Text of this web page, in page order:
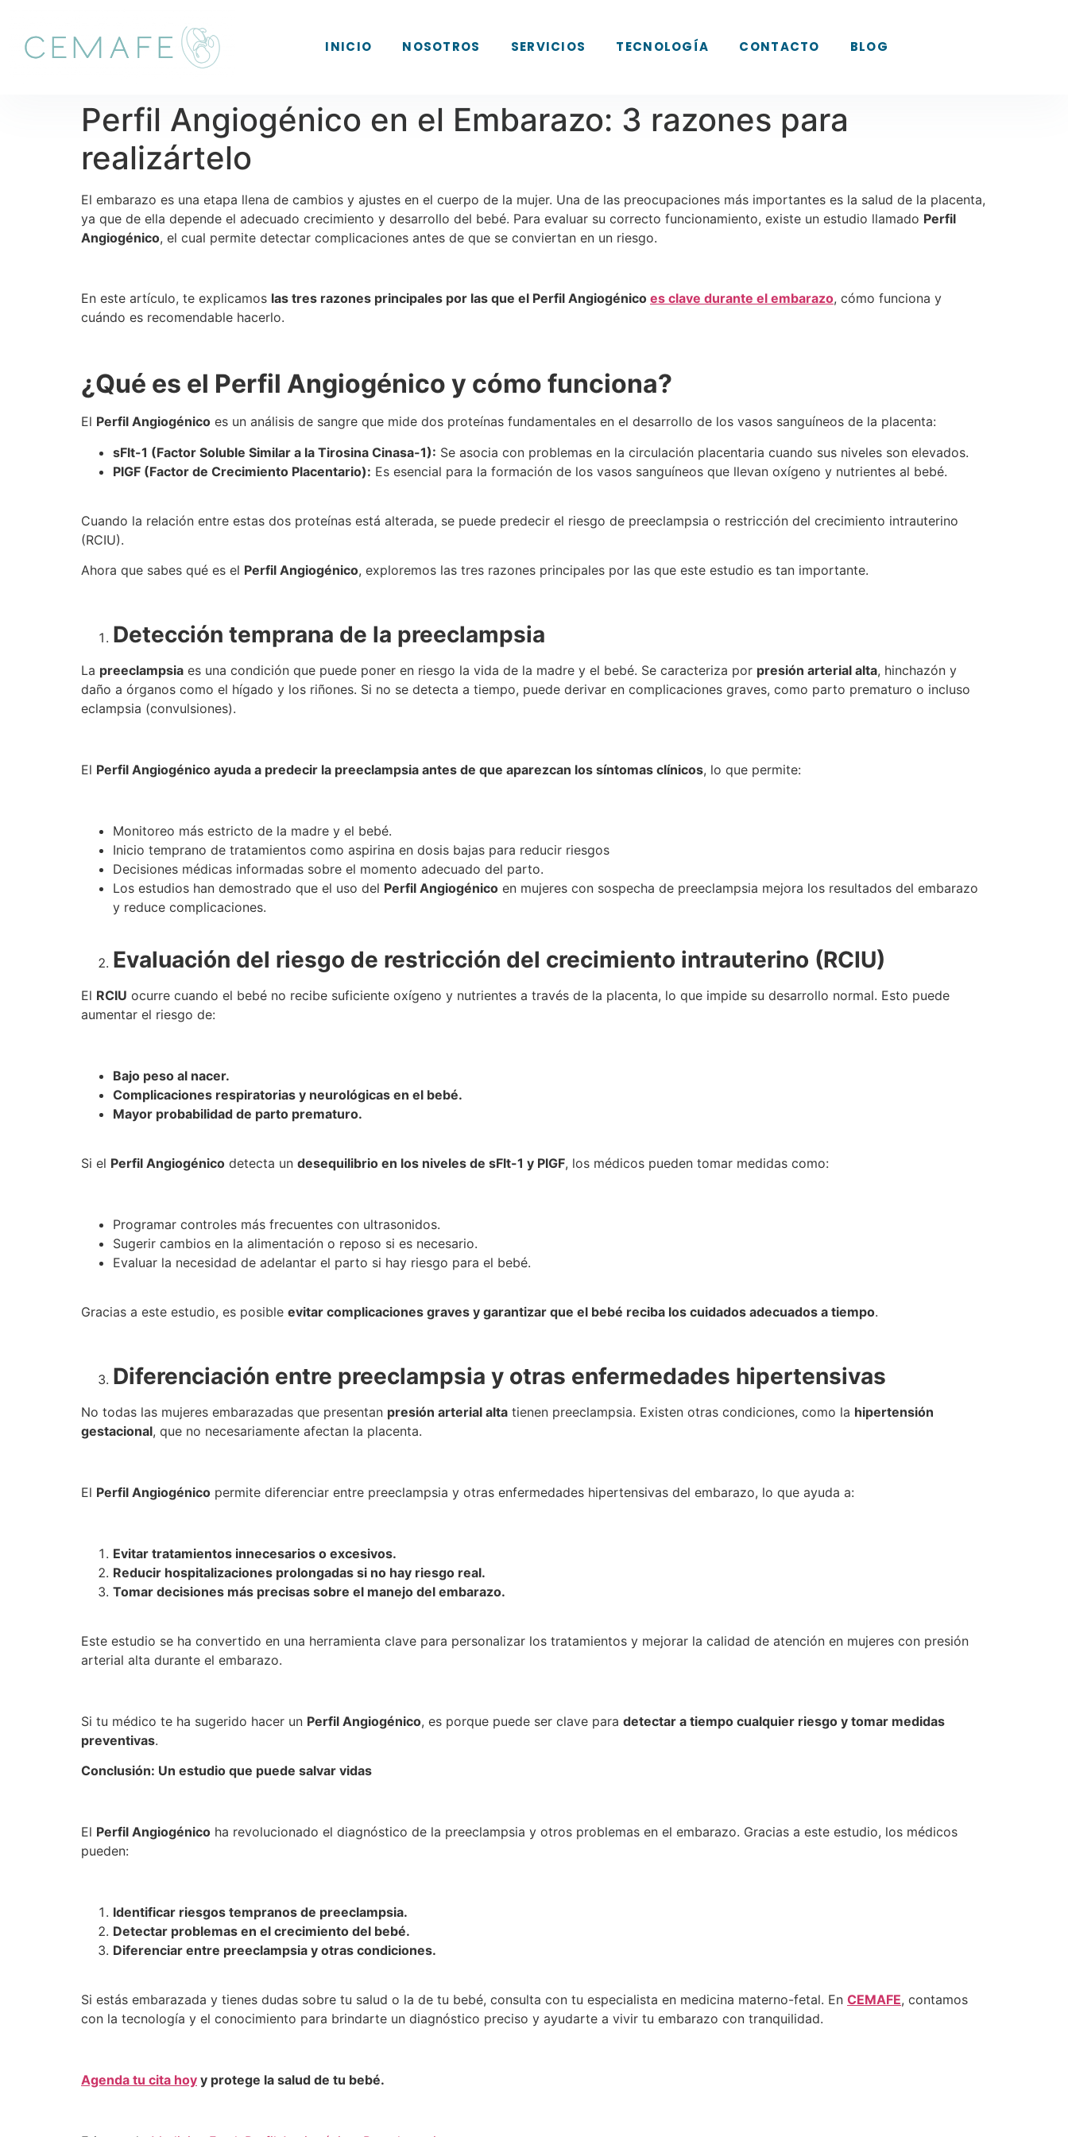
INICIO NOSOTROS SERVICIOS TECNOLOGÍA CONTACTO BLOG
Perfil Angiogénico en el Embarazo: 3 razones para
realizártelo
El embarazo es una etapa llena de cambios y ajustes en el cuerpo de la mujer. Una de las preocupaciones más importantes es la salud de la placenta,
ya que de ella depende el adecuado crecimiento y desarrollo del bebé. Para evaluar su correcto funcionamiento, existe un estudio llamado Perfil
Angiogénico, el cual permite detectar complicaciones antes de que se conviertan en un riesgo.
En este artículo, te explicamos las tres razones principales por las que el Perfil Angiogénico es clave durante el embarazo, cómo funciona y
cuándo es recomendable hacerlo.
¿Qué es el Perfil Angiogénico y cómo funciona?
El Perfil Angiogénico es un análisis de sangre que mide dos proteínas fundamentales en el desarrollo de los vasos sanguíneos de la placenta:
sFlt-1 (Factor Soluble Similar a la Tirosina Cinasa-1): Se asocia con problemas en la circulación placentaria cuando sus niveles son elevados.
PlGF (Factor de Crecimiento Placentario): Es esencial para la formación de los vasos sanguíneos que llevan oxígeno y nutrientes al bebé.
Cuando la relación entre estas dos proteínas está alterada, se puede predecir el riesgo de preeclampsia o restricción del crecimiento intrauterino
(RCIU).
Ahora que sabes qué es el Perfil Angiogénico, exploremos las tres razones principales por las que este estudio es tan importante.
Detección temprana de la preeclampsia
La preeclampsia es una condición que puede poner en riesgo la vida de la madre y el bebé. Se caracteriza por presión arterial alta, hinchazón y
daño a órganos como el hígado y los riñones. Si no se detecta a tiempo, puede derivar en complicaciones graves, como parto prematuro o incluso
eclampsia (convulsiones).
El Perfil Angiogénico ayuda a predecir la preeclampsia antes de que aparezcan los síntomas clínicos, lo que permite:
Monitoreo más estricto de la madre y el bebé.
Inicio temprano de tratamientos como aspirina en dosis bajas para reducir riesgos
Decisiones médicas informadas sobre el momento adecuado del parto.
Los estudios han demostrado que el uso del Perfil Angiogénico en mujeres con sospecha de preeclampsia mejora los resultados del embarazo
y reduce complicaciones.
Evaluación del riesgo de restricción del crecimiento intrauterino (RCIU)
El RCIU ocurre cuando el bebé no recibe suficiente oxígeno y nutrientes a través de la placenta, lo que impide su desarrollo normal. Esto puede
aumentar el riesgo de:
Bajo peso al nacer.
Complicaciones respiratorias y neurológicas en el bebé.
Mayor probabilidad de parto prematuro.
Si el Perfil Angiogénico detecta un desequilibrio en los niveles de sFlt-1 y PlGF, los médicos pueden tomar medidas como:
Programar controles más frecuentes con ultrasonidos.
Sugerir cambios en la alimentación o reposo si es necesario.
Evaluar la necesidad de adelantar el parto si hay riesgo para el bebé.
Gracias a este estudio, es posible evitar complicaciones graves y garantizar que el bebé reciba los cuidados adecuados a tiempo.
Diferenciación entre preeclampsia y otras enfermedades hipertensivas
No todas las mujeres embarazadas que presentan presión arterial alta tienen preeclampsia. Existen otras condiciones, como la hipertensión
gestacional, que no necesariamente afectan la placenta.
El Perfil Angiogénico permite diferenciar entre preeclampsia y otras enfermedades hipertensivas del embarazo, lo que ayuda a:
Evitar tratamientos innecesarios o excesivos.
Reducir hospitalizaciones prolongadas si no hay riesgo real.
Tomar decisiones más precisas sobre el manejo del embarazo.
Este estudio se ha convertido en una herramienta clave para personalizar los tratamientos y mejorar la calidad de atención en mujeres con presión
arterial alta durante el embarazo.
Si tu médico te ha sugerido hacer un Perfil Angiogénico, es porque puede ser clave para detectar a tiempo cualquier riesgo y tomar medidas
preventivas.
Conclusión: Un estudio que puede salvar vidas
El Perfil Angiogénico ha revolucionado el diagnóstico de la preeclampsia y otros problemas en el embarazo. Gracias a este estudio, los médicos
pueden:
Identificar riesgos tempranos de preeclampsia.
Detectar problemas en el crecimiento del bebé.
Diferenciar entre preeclampsia y otras condiciones.
Si estás embarazada y tienes dudas sobre tu salud o la de tu bebé, consulta con tu especialista en medicina materno-fetal. En CEMAFE, contamos
con la tecnología y el conocimiento para brindarte un diagnóstico preciso y ayudarte a vivir tu embarazo con tranquilidad.
Agenda tu cita hoy y protege la salud de tu bebé.